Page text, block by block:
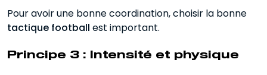
Pour avoir une bonne coordination, choisir la bonne
tactique football est important.
Principe 3 : Intensité et physique